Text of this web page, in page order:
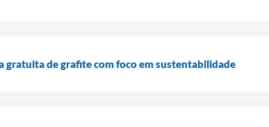
gratuita de grafite com foco em sustentabilidade